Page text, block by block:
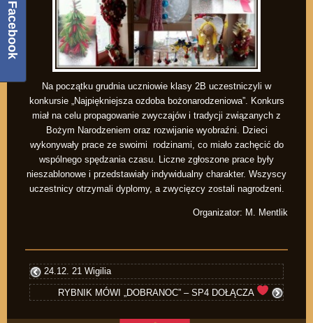
Na początku grudnia uczniowie klasy 2B uczestniczyli w
konkursie „Najpiękniejsza ozdoba bożonarodzeniowa”. Konkurs
miał na celu propagowanie zwyczajów i tradycji związanych z
Bożym Narodzeniem oraz rozwijanie wyobraźni. Dzieci
wykonywały prace ze swoimi rodzinami, co miało zachęcić do
wspólnego spędzania czasu. Liczne zgłoszone prace były
nieszablonowe i przedstawiały indywidualny charakter. Wszyscy
uczestnicy otrzymali dyplomy, a zwycięzcy zostali nagrodzeni.
Organizator: M. Mentlik
24.12. 21 Wigilia
RYBNIK MÓWI „DOBRANOC” – SP4 DOŁĄCZA
Facebook